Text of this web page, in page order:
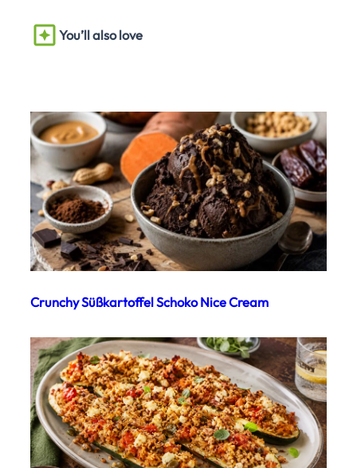
You’ll also love
Crunchy Süßkartoffel Schoko Nice Cream